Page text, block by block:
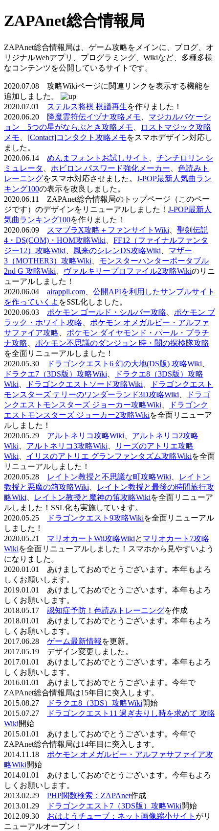
ZAPAnet総合情報局
ZAPAnet総合情報局は、ゲーム攻略をメインに、ブログ、オ
リジナルWebアプリ、プログラミング、Wikiなど、多種多様
なコンテンツを公開しているサイトです。
2020.07.08 攻略Wikiページに関連リンクを表示する機能を
追加しました。
2020.07.01
ステルス将棋 棋譜再生を作りました！
2020.06.20
降魔霊符伝イヅナ攻略メモ
マジカルバケーシ
ョン 5つの星がならぶとき攻略メモ
ロストマジック攻略
メモ
[Contact]コンタクト攻略メモをスマホデザイン対応し
ました。
2020.06.14 めんまフォントお試しサイト
チンチロリン シ
ミュレータ
ホビロン パスワード強化メーカー
色読みト
レーニングをスマホ対応させました。 J-POP最新人気曲ラン
キング100の表示を改良しました。
2020.06.11 ZAPAnet総合情報局のトップページ（このペー
ジです）のデザインをリニューアルしました！ J-POP最新人
気曲ランキング100を作りました！
2020.06.09
スマブラX攻略＋ファンサイトWiki
聖剣伝説
4・DS(COM)・HOM攻略Wiki
FF12（ファイナルファンタ
ジー12）攻略Wiki
風来のシレンDS攻略Wiki
マザー
3（MOTHER3）攻略Wiki
モンスターハンターポータブル
2nd G 攻略Wiki
ヴァルキリープロファイル2攻略Wikiのリニ
ューアルしました！
2020.06.04 airappli.com
公開APIを利用したサンプルサイト
を作っていくよ をSSL化しました。
2020.06.03 ポケモン ゴールド・シルバー攻略
ポケモン ブ
ラック・ホワイト攻略
ポケモン オメガルビー・アルファ
サファイア攻略
ポケモン ダイヤモンド・パール・プラチ
ナ攻略
ポケモン不思議のダンジョン 時・闇の探検隊攻略
を全面リニューアルしました！
2020.05.30
ドラゴンクエスト6 幻の大地(DS版) 攻略Wiki
ドラクエ7（3DS版）攻略Wiki
ドラクエ8（3DS版）攻略
Wiki
ドラゴンクエストソード攻略Wiki
ドラゴンクエスト
モンスターズ テリーのワンダーランド3D攻略Wiki
ドラゴ
ンクエストモンスターズ ジョーカー攻略Wiki
ドラゴンク
エストモンスターズ ジョーカー2攻略Wikiを全面リニューア
ルしました！
2020.05.29 アルトネリコ攻略Wiki
アルトネリコ2攻略
Wiki
アルトネリコ3攻略Wiki
リーズのアトリエ攻略
Wiki
イリスのアトリエ グランファンタズム攻略Wikiを全面
リニューアルしました！
2020.05.28
レイトン教授と不思議な町攻略Wiki
レイトン
教授と悪魔の箱攻略Wiki
レイトン教授と最後の時間旅行攻
略Wiki
レイトン教授と魔神の笛攻略Wikiを全面リニューア
ルしました！SSL化も実施しています。
2020.05.25
ドラゴンクエスト9攻略Wikiを全面リニューアル
しました！
2020.05.21 マリオカートWii攻略Wikiと マリオカート7攻略
Wikiを全面リニューアルしました！スマホから見やすいよう
になりました。
2020.01.01 あけましておめでとうございます。本年もよろ
しくお願いします。
2019.01.01 あけましておめでとうございます。本年もよろ
しくお願いします。
2018.05.17 認知症予防！色読みトレーニングを作成
2018.01.01 あけましておめでとうございます。本年もよろ
しくお願いします。
2017.06.28 ゲーム最新情報 を更新。
2017.05.19 デザイン変更しました。
2017.01.01 あけましておめでとうございます。本年もよろ
しくお願いします。
2016.01.01 あけましておめでとうございます。今年で
ZAPAnet総合情報局は15年目に突入します。
2015.08.27
ドラクエ8（3DS）攻略Wiki開始
2015.07.27
ドラゴンクエスト11 過ぎ去りし時を求めて 攻略
Wiki開始
2015.01.01 あけましておめでとうございます。今年で
ZAPAnet総合情報局は14年目に突入します。
2014.11.18 ポケモン オメガルビー・アルファサファイア攻
略Wiki開始
2014.01.01 あけましておめでとうございます。今年もよろ
しくお願いします。
2013.02.29 PHP関数検索：ZAPAnet作成
2013.01.29
ドラゴンクエスト7（3DS版）攻略Wiki開始
2012.09.30 おはようチューブ：ネット画像縮小サイト がリ
ニューアルオープン！